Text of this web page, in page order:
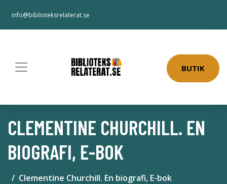
info@biblioteksrelaterat.se
BUTIK
CLEMENTINE CHURCHILL. EN
BIOGRAFI, E-BOK
Clementine Churchill. En biografi, E-bok